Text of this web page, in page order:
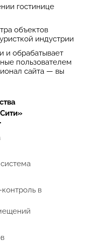
гостинице
объектов
индустрии
и обрабатывает
пользователем
сайта — вы
в